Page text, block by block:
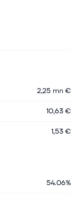
2,25 mn €
10,63 €
1,53 €
54.06%